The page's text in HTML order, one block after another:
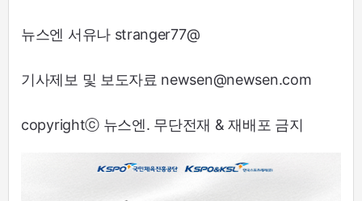
뉴스엔 서유나 stranger77@
기사제보 및 보도자료 newsen@newsen.com
copyrightⓒ 뉴스엔. 무단전재 & 재배포 금지